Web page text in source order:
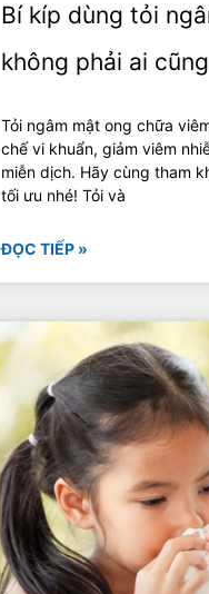
Bí kíp dùng tỏi
không phải ai
Tỏi ngâm mật ong chữa
chế vi khuẩn, giảm viêm
miễn dịch. Hãy cùng tham
tối ưu nhé! Tỏi và
ĐỌC TIẾP »